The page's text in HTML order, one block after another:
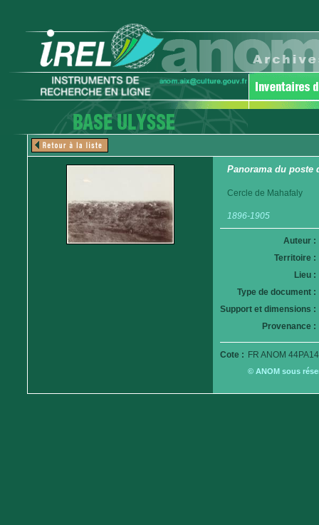
Panorama du poste
Cercle de Mahafaly
1896-1905
Auteur :
Territoire :
Lieu :
Type de document :
Support et dimensions :
Provenance :
Cote : FR ANOM
© ANOM sous